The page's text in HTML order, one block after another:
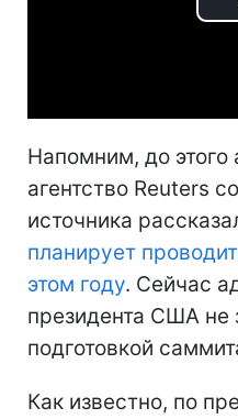
Напомним, до этого
агентство Reuters
источника
планирует
этом году. Сейчас
президента США не
подготовкой
Как известно, по